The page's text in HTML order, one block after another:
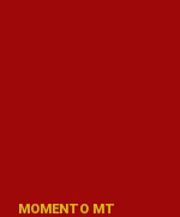
MOMENTO MT